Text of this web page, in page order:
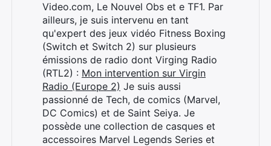
Video.com, Le Nouvel Obs et e TF1. Par
ailleurs, je suis intervenu en tant
qu'expert des jeux vidéo Fitness Boxing
(Switch et Switch 2) sur plusieurs
émissions de radio dont Virging Radio
(RTL2) : Mon intervention sur Virgin
Radio (Europe 2) Je suis aussi
passionné de Tech, de comics (Marvel,
DC Comics) et de Saint Seiya. Je
possède une collection de casques et
accessoires Marvel Legends Series et